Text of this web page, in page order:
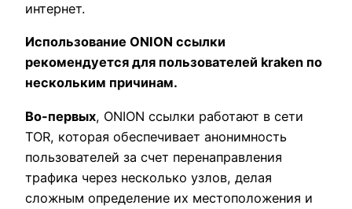
интернет.
Использование ONION ссылки
рекомендуется для пользователей kraken по
нескольким причинам.
Во-первых, ONION ссылки работают в сети
TOR, которая обеспечивает анонимность
пользователей за счет перенаправления
трафика через несколько узлов, делая
сложным определение их местоположения и